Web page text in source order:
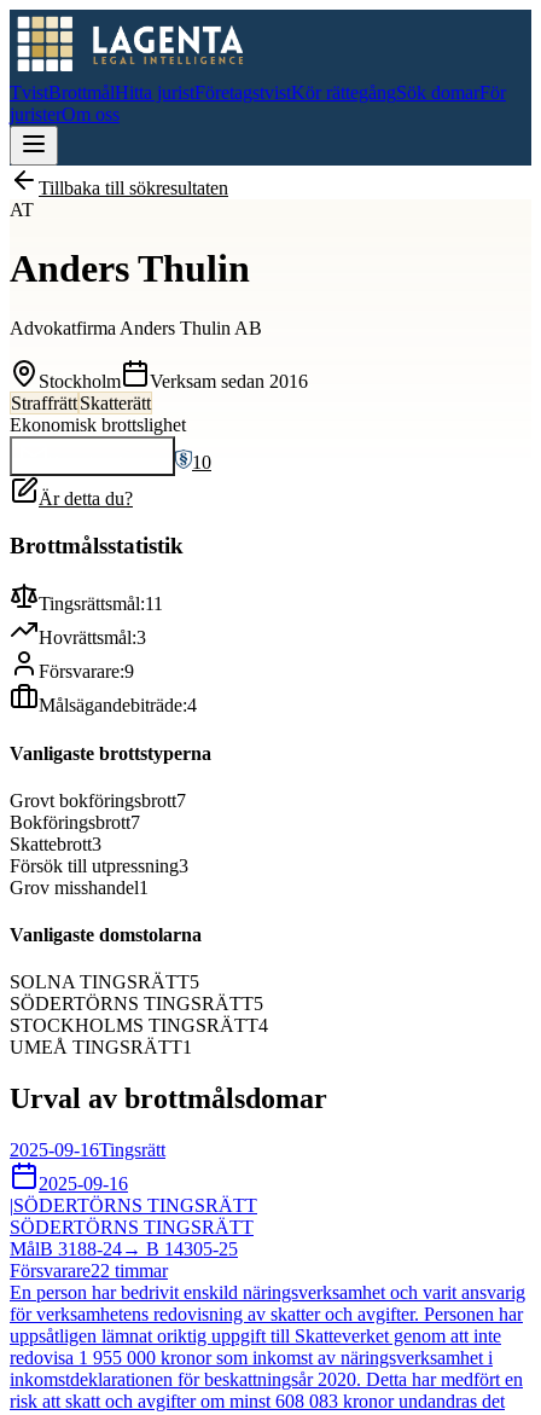
TvistBrottmålHitta juristFöretagstvistKör rättegångSök domarFör
juristerOm oss
Tillbaka till sökresultaten
AT
Anders Thulin
Advokatfirma Anders Thulin AB
Stockholm Verksam sedan 2016
StraffrättSkatterätt
Ekonomisk brottslighet
10
Är detta du?
Brottmålsstatistik
Tingsrättsmål:11
Hovrättsmål:3
Försvarare:9
Målsägandebiträde:4
Vanligaste brottstyperna
Grovt bokföringsbrott7
Bokföringsbrott7
Skattebrott3
Försök till utpressning3
Grov misshandel1
Vanligaste domstolarna
SOLNA TINGSRÄTT5
SÖDERTÖRNS TINGSRÄTT5
STOCKHOLMS TINGSRÄTT4
UMEÅ TINGSRÄTT1
Urval av brottmålsdomar
2025-09-16Tingsrätt
2025-09-16
|SÖDERTÖRNS TINGSRÄTT
SÖDERTÖRNS TINGSRÄTT
MålB 3188-24→ B 14305-25
Försvarare22 timmar
En person har bedrivit enskild näringsverksamhet och varit ansvarig
för verksamhetens redovisning av skatter och avgifter. Personen har
uppsåtligen lämnat oriktig uppgift till Skatteverket genom att inte
redovisa 1 955 000 kronor som inkomst av näringsverksamhet i
inkomstdeklarationen för beskattningsår 2020. Detta har medfört en
risk att skatt och avgifter om minst 608 083 kronor undandras det